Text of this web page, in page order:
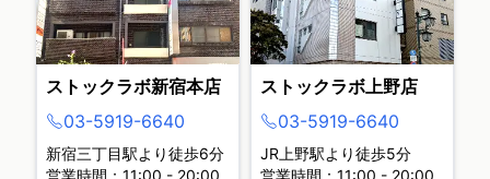
ストックラボ新宿本店
03-5919-6640
新宿三丁目駅より徒歩6分
営業時間：11:00 - 20:00
ストックラボ上野店
03-5919-6640
JR上野駅より徒歩5分
営業時間：11:00 - 20:00